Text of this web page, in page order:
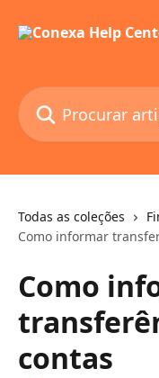
Procurar artigos...
Todas as coleções
Como informar
Como
contas